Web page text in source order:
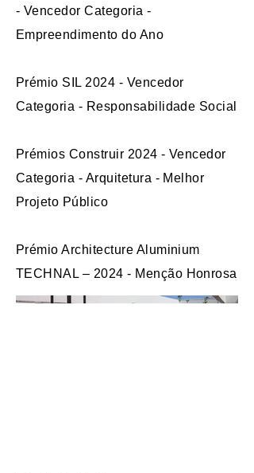
- Vencedor Categoria -
Empreendimento do Ano
Prémio SIL 2024 - Vencedor
Categoria - Responsabilidade Social
Prémios Construir 2024 - Vencedor
Categoria - Arquitetura - Melhor
Projeto Público
Prémio Architecture Aluminium
TECHNAL – 2024 - Menção Honrosa